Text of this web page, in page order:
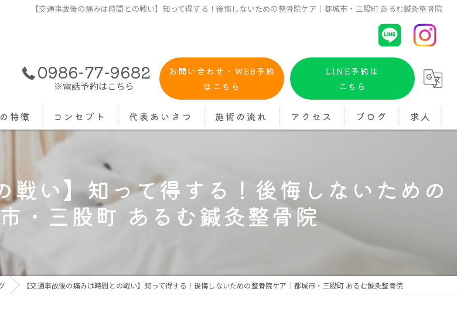
【交通事故後の痛みは時間との戦い】知って得する！後悔しないための整骨院ケア｜都城市・三股町 あるむ鍼灸整骨院
0986-77-9682
※電話予約はこちら
お問い合わせ・WEB予約
はこちら
LINE予約は
こちら
特徴
り腰
故
コンセプト 代表あいさつ 施術の流れ アクセス ブログ 求人
戦い】知って得する！後悔しないための
・三股町 あるむ鍼灸整骨院
【交通事故後の痛みは時間との戦い】知って得する！後悔しないための整骨院ケア｜都城市・三股町 あるむ鍼灸整骨院